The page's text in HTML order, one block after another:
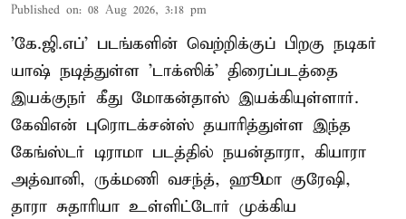
Published on: 08 Aug 2026, 3:18 pm
'கே.ஜி.எப்' படங்களின் வெற்றிக்குப் பிறகு நடிகர்
யாஷ் நடித்துள்ள 'டாக்ஸிக்' திரைப்படத்தை
இயக்குநர் கீது மோகன்தாஸ் இயக்கியுள்ளார்.
கேவிஎன் புரொடக்சன்ஸ் தயாரித்துள்ள இந்த
கேங்ஸ்டர் டிராமா படத்தில் நயன்தாரா, கியாரா
அத்வானி, ருக்மணி வசந்த், ஹூமா குரேஷி,
தாரா சுதாரியா உள்ளிட்டோர் முக்கிய